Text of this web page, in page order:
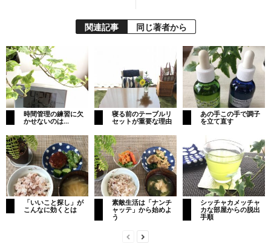
関連記事 同じ著者から
時間管理の練習に欠
かせないのは…
寝る前のテーブルリ
セットが重要な理由
あの手この手で調子
を立て直す
「いいこと探し」が
こんなに効くとは
素敵生活は「ナンチ
ャッテ」から始めよ
う
シッチャカメッチャ
カな部屋からの脱出
手順